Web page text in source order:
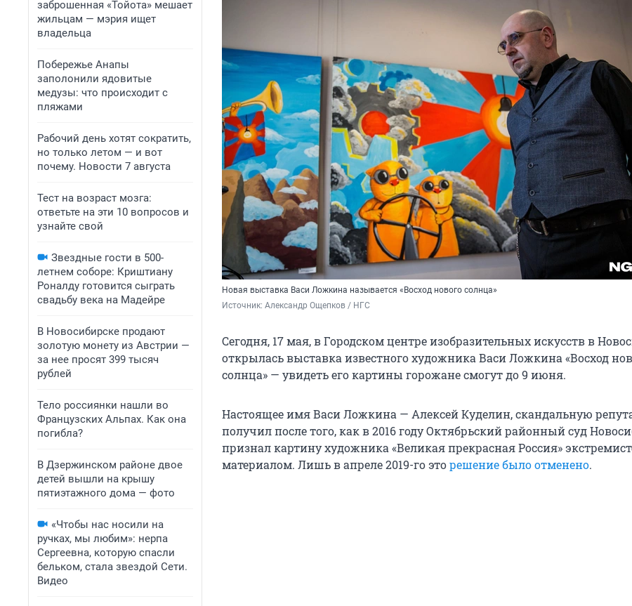
заброшенная «Тойота» мешает
жильцам — мэрия ищет
владельца
Побережье Анапы
заполонили ядовитые
медузы: что происходит с
пляжами
Рабочий день хотят сократить,
но только летом — и вот
почему. Новости 7 августа
Тест на возраст мозга:
ответьте на эти 10 вопросов и
узнайте свой
Звездные гости в 500-
летнем соборе: Криштиану
Роналду готовится сыграть
свадьбу века на Мадейре
В Новосибирске продают
золотую монету из Австрии —
за нее просят 399 тысяч
рублей
Тело россиянки нашли во
Французских Альпах. Как она
погибла?
В Дзержинском районе двое
детей вышли на крышу
пятиэтажного дома — фото
«Чтобы нас носили на
ручках, мы любим»: нерпа
Сергеевна, которую спасли
бельком, стала звездой Сети.
Видео
Новая выставка Васи Ложкина называется «Восход нового солнца»
Источник: Александр Ощепков / НГС
Сегодня, 17 мая, в Городском центре изобразительных искусств в
открылась выставка известного художника Васи Ложкина «Восход
солнца» — увидеть его картины горожане смогут до 9 июня.
Настоящее имя Васи Ложкина — Алексей Куделин, скандальную
получил после того, как в 2016 году Октябрьский районный суд
признал картину художника «Великая прекрасная Россия»
материалом. Лишь в апреле 2019-го эторешение было отменено.